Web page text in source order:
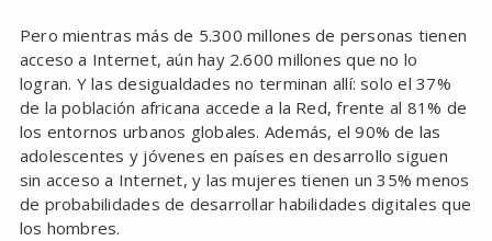
Pero mientras más de 5.300 millones de personas tienen
acceso a Internet, aún hay 2.600 millones que no lo
logran. Y las desigualdades no terminan allí: solo el 37%
de la población africana accede a la Red, frente al 81% de
los entornos urbanos globales. Además, el 90% de las
adolescentes y jóvenes en países en desarrollo siguen
sin acceso a Internet, y las mujeres tienen un 35% menos
de probabilidades de desarrollar habilidades digitales que
los hombres.